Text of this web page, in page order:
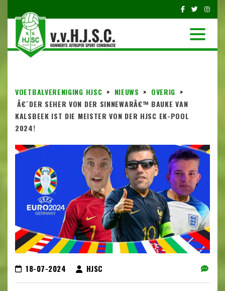
VOETBALVERENIGING HJSC > NIEUWS > OVERIG >
Â€˜DER SEHER VON DER SINNEWARÂ€™ BAUKE VAN
KALSBEEK IST DIE MEISTER VON DER HJSC EK-POOL
2024!
18-07-2024 HJSC